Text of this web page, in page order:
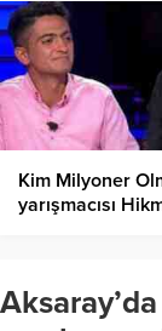
Kim Milyoner
yarışmacısı